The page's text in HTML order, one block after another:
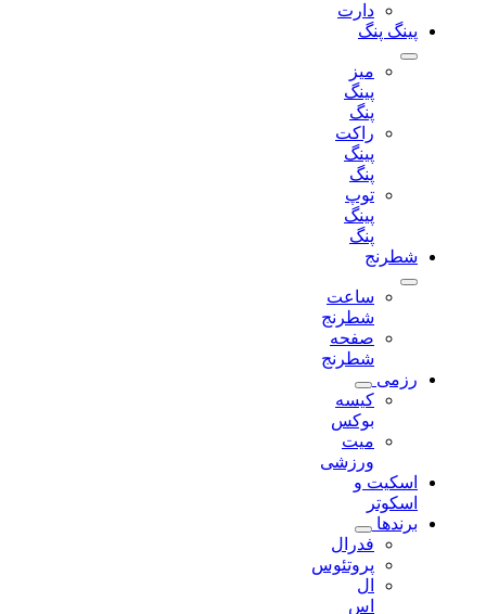
دارت
پینگ پنگ
میز
راکت
توپ
شطرنج
ساعت
شطرنج
صفحه
شطرنج
رزمی
کیسه
بوکس
میت
ورزشی
اسکیت و
اسکوتر
برندها
فدرال
پروتئوس